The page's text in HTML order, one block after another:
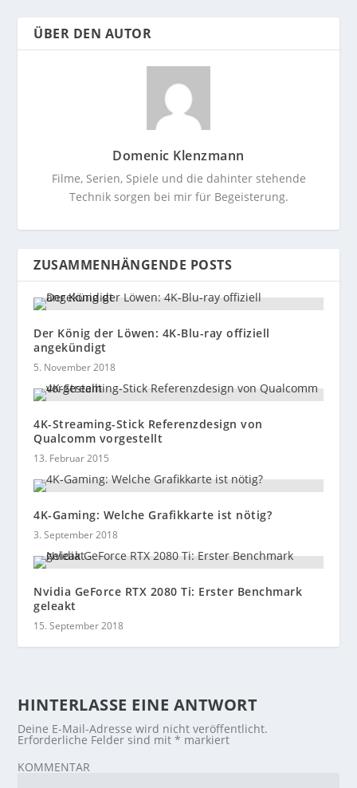
ÜBER DEN AUTOR
Domenic Klenzmann
Filme, Serien, Spiele und die dahinter stehende
Technik sorgen bei mir für Begeisterung.
ZUSAMMENHÄNGENDE POSTS
Der König der Löwen: 4K-Blu-ray offiziell
angekündigt
5. November 2018
4K-Streaming-Stick Referenzdesign von
Qualcomm vorgestellt
13. Februar 2015
4K-Gaming: Welche Grafikkarte ist nötig?
3. September 2018
Nvidia GeForce RTX 2080 Ti: Erster Benchmark
geleakt
15. September 2018
HINTERLASSE EINE ANTWORT
Deine E-Mail-Adresse wird nicht veröffentlicht.
Erforderliche Felder sind mit* markiert
KOMMENTAR